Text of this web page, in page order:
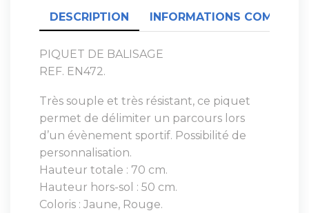
DESCRIPTION INFORMATIONS
PIQUET DE BALISAGE
REF. EN472.
Très souple et très résistant, ce piquet
permet de délimiter un parcours lors
d’un évènement sportif. Possibilité de
personnalisation.
Hauteur totale : 70 cm.
Hauteur hors-sol : 50 cm.
Coloris : Jaune, Rouge.